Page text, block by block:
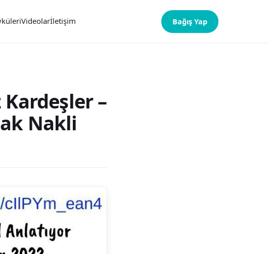
Videolarİletişim Bağış Yap
–
Nakli